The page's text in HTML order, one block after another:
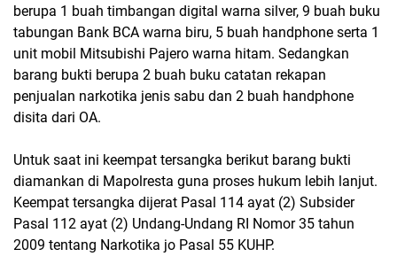
berupa 1 buah timbangan digital warna silver, 9 buah buku
tabungan Bank BCA warna biru, 5 buah handphone serta 1
unit mobil Mitsubishi Pajero warna hitam. Sedangkan
barang bukti berupa 2 buah buku catatan rekapan
penjualan narkotika jenis sabu dan 2 buah handphone
disita dari OA.
Untuk saat ini keempat tersangka berikut barang bukti
diamankan di Mapolresta guna proses hukum lebih lanjut.
Keempat tersangka dijerat Pasal 114 ayat (2) Subsider
Pasal 112 ayat (2) Undang-Undang RI Nomor 35 tahun
2009 tentang Narkotika jo Pasal 55 KUHP.